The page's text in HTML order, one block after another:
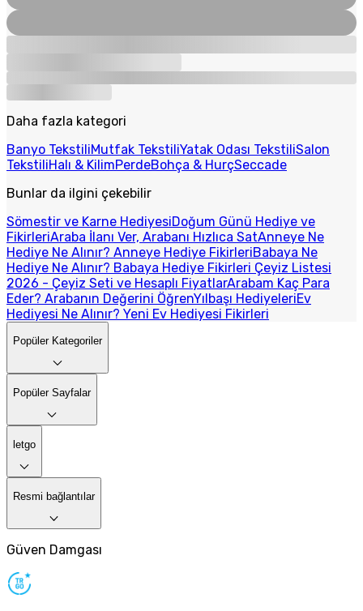
Daha fazla kategori
Banyo TekstiliMutfak TekstiliYatak Odası TekstiliSalon
TekstiliHalı & KilimPerdeBohça & HurçSeccade
Bunlar da ilgini çekebilir
Sömestir ve Karne HediyesiDoğum Günü Hediye ve
FikirleriAraba İlanı Ver, Arabanı Hızlıca SatAnneye Ne
Hediye Ne Alınır? Anneye Hediye FikirleriBabaya Ne
Hediye Ne Alınır? Babaya Hediye Fikirleri Çeyiz Listesi
2026 - Çeyiz Seti ve Hesaplı FiyatlarArabam Kaç Para
Eder? Arabanın Değerini ÖğrenYılbaşı HediyeleriEv
Hediyesi Ne Alınır? Yeni Ev Hediyesi Fikirleri
Popüler Kategoriler
Popüler Sayfalar
letgo
Resmi bağlantılar
Güven Damgası